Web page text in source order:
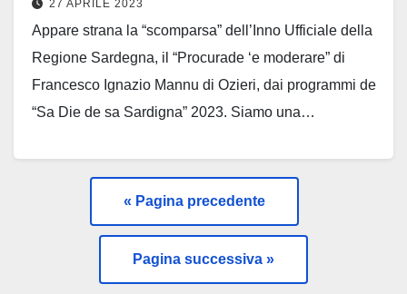
27 APRILE 2023
Appare strana la “scomparsa” dell’Inno Ufficiale della
Regione Sardegna, il “Procurade ‘e moderare” di
Francesco Ignazio Mannu di Ozieri, dai programmi de
“Sa Die de sa Sardigna” 2023. Siamo una…
« Pagina precedente
—
Pagina successiva »